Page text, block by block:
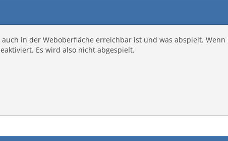
in der Weboberfläche erreichbar ist und was abspielt.
Es wird also nicht abgespielt.